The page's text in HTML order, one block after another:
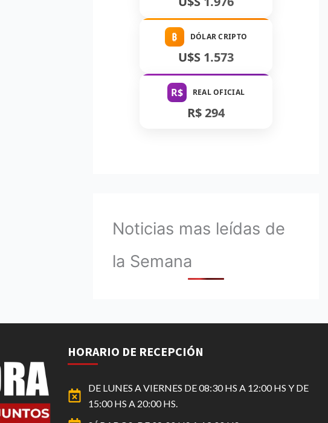
₿ DÓLAR CRIPTO
U$S 1.573
R$ REAL OFICIAL
R$ 294
Noticias mas leídas de
la Semana
HORARIO DE RECEPCIÓN
DE LUNES A VIERNES DE 08:30 HS A 12:00 HS Y DE
15:00 HS A 20:00 HS.